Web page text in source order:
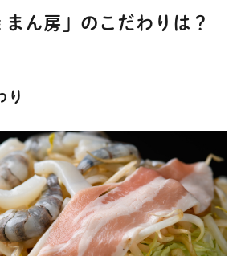
まん房」のこだわりは？
り